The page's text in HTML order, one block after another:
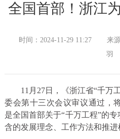
全国首部！浙江
时间：2024-11-29 11:27 来
羽
11月27日，《浙江省“千万
委会第十三次会议审议通过，
是全国首部关于“千万工程”的
含的发展理念、工作方法和推进